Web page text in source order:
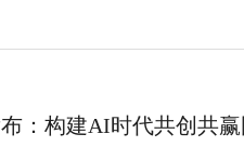
：构建AI时代共创共赢